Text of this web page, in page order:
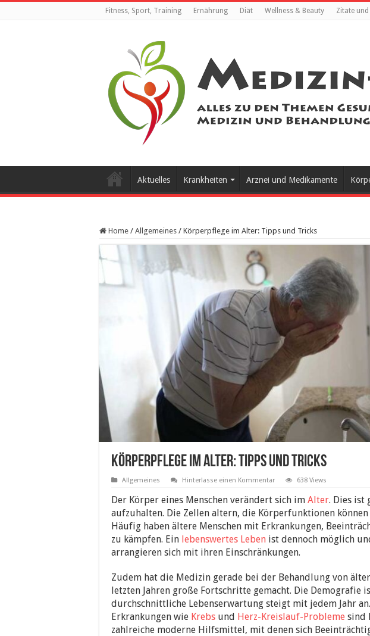
Fitness, Sport, Training Ernährung Diät Wellness & Beauty Zitate
Aktuelles Krankheiten Arznei und Medikamente
Home / Allgemeines / Körperpflege im Alter: Tipps und Tricks
Körperpflege im Alter: Tipps und Tricks
Allgemeines Hinterlasse einen Kommentar 638 Views
Der Körper eines Menschen verändert sich im Alter. Dies ist
aufzuhalten. Die Zellen altern, die Körperfunktionen
Häufig haben ältere Menschen mit Erkrankungen,
zu kämpfen. Ein lebenswertes Leben ist dennoch möglich
arrangieren sich mit ihren Einschränkungen.
Zudem hat die Medizin gerade bei der Behandlung von
letzten Jahren große Fortschritte gemacht. Die Demografie
durchschnittliche Lebenserwartung steigt mit jedem Jahr
Erkrankungen wie Krebs und Herz-Kreislauf-Probleme sind
zahlreiche moderne Hilfsmittel, mit denen sich